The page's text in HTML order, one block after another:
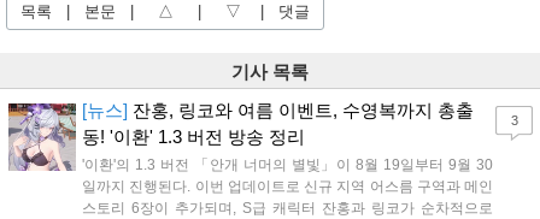
목록 본문 △ ▽ 댓글
기사 목록
[뉴스] 잔홍, 링코와 여름 이벤트, 수영복까지 총출
동! '이환' 1.3 버전 방송 정리
'이환'의 1.3 버전 「안개 너머의 별빛」이 8월 19일부터 9월 30
일까지 진행된다. 이번 업데이트로 신규 지역 어스름 구역과 메인
스토리 6장이 추가되며, S급 캐릭터 잔홍과 링코가 순차적으로
3